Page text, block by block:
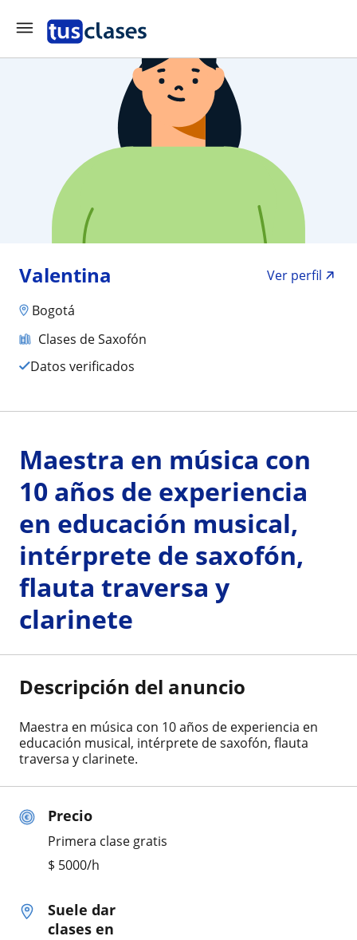
Valentina
Ver perfil
Bogotá
Clases de Saxofón
Datos verificados
Precio
Primera clase gratis
$ 5000/h
Suele dar
clases en
Maestra en música con
10 años de experiencia
en educación musical,
intérprete de saxofón,
flauta traversa y
clarinete
Descripción del anuncio
Maestra en música con 10 años de experiencia en
educación musical, intérprete de saxofón, flauta
traversa y clarinete.